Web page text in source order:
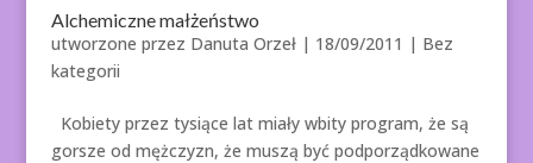
Alchemiczne małżeństwo
utworzone przez Danuta Orzeł| 18/09/2011 | Bez
kategorii
Kobiety przez tysiące lat miały wbity program, że są
gorsze od mężczyzn, że muszą być podporządkowane